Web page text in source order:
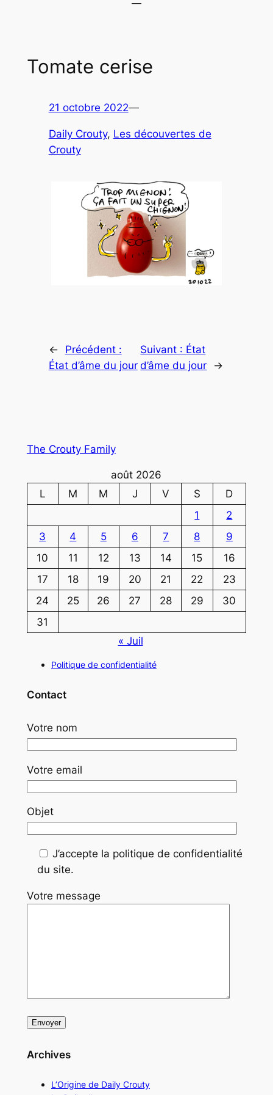
Tomate cerise
21 octobre 2022—
Daily Crouty, Les découvertes de
Crouty
←
Précédent :
État d’âme du jour
Suivant : État
d’âme du jour
→
The Crouty Family
août 2026
L
M M J V S
D
1
2
3
4 5 6 7 8
9
10
11 12 13 14 15
16
17
18 19 20 21 22
23
24
25 26 27 28 29
30
31
« Juil
Politique de confidentialité
Contact
Votre nom
Votre email
Objet
J’accepte la politique de confidentialité
du site.
Votre message
Archives
L’Origine de Daily Crouty